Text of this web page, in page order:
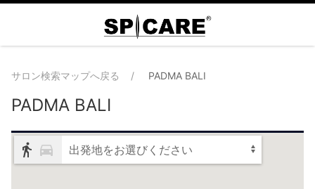
サロン検索マップへ戻る PADMA BALI
PADMA BALI
出発地をお選びください